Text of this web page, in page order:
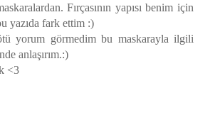
Fırçasının yapısı benim için
yazıda fark ettim :)
yorum görmedim bu maskarayla ilgili
anlaşırım.:)
<3